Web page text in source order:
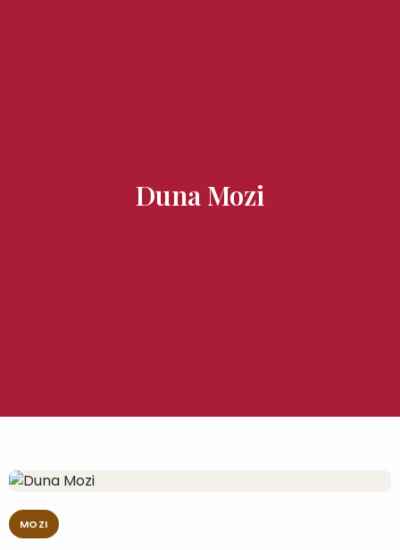
Duna Mozi
MOZI